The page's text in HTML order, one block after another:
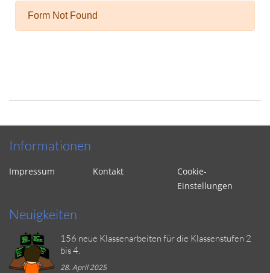
Informationen
Impressum Kontakt
Cookie-
Einstellungen
Neuigkeiten
156 neue Klassenarbeiten für die Klassenstufen 2
bis 4.
28. April 2025